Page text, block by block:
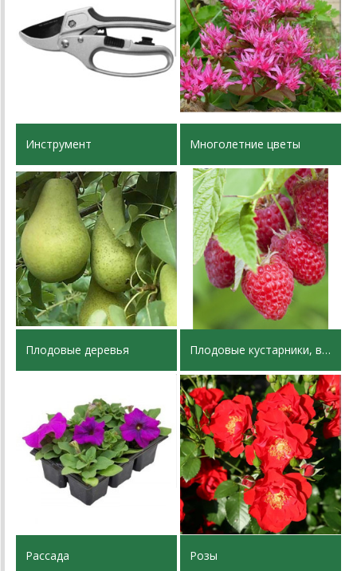
Инструмент Многолетние цветы
Плодовые деревья Плодовые кустарники, виноград
Рассада Розы